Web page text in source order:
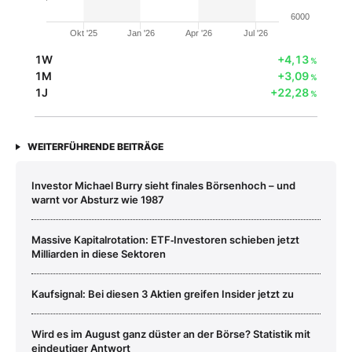
Okt '25 Jan '26 Apr '26 Jul '26
6000
1W +4,13%
1M +3,09%
1J +22,28%
WEITERFÜHRENDE BEITRÄGE
Investor Michael Burry sieht finales Börsenhoch – und
warnt vor Absturz wie 1987
Massive Kapitalrotation: ETF‑Investoren schieben jetzt
Milliarden in diese Sektoren
Kaufsignal: Bei diesen 3 Aktien greifen Insider jetzt zu
Wird es im August ganz düster an der Börse? Statistik mit
eindeutiger Antwort